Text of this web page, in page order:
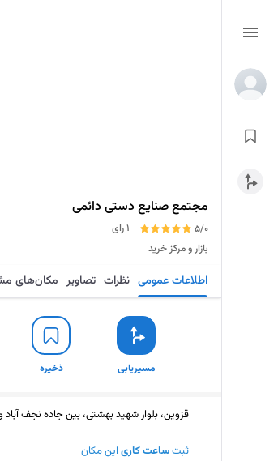
مجتمع صنایع دستی دائمی
5/0
1 رای
بازار و مرکز خرید
اطلاعات عمومی نظرات تصاویر مکان‌های
مسیریابی ذخیره
قزوین، بلوار شهید بهشتی، بین جاده نجف
ثبتساعت کاری این مکان